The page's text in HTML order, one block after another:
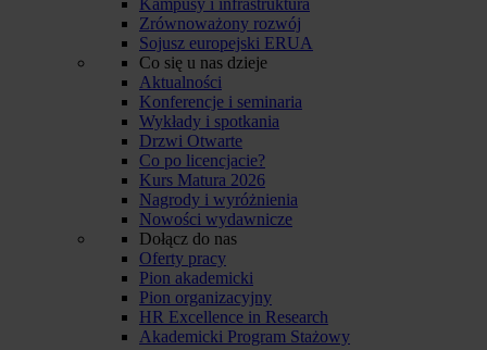
Zrównoważony rozwój
Sojusz europejski ERUA
Co się u nas dzieje
Aktualności
Konferencje i seminaria
Wykłady i spotkania
Drzwi Otwarte
Co po licencjacie?
Kurs Matura 2026
Nagrody i wyróżnienia
Nowości wydawnicze
Dołącz do nas
Oferty pracy
Pion akademicki
Pion organizacyjny
HR Excellence in Research
Akademicki Program Stażowy